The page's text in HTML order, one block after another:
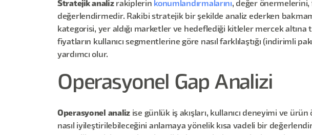
Stratejik analiz rakiplerin konumlandırmalarını, değer
değerlendirmedir. Rakibi stratejik bir şekilde analiz ederken
kategorisi, yer aldığı marketler ve hedeflediği kitleler mercek
fiyatların kullanıcı segmentlerine göre nasıl farklılaştığı (indirimli
yardımcı olur.
Operasyonel Gap Analizi
Operasyonel analizise günlük iş akışları, kullanıcı deneyimi ve
nasıl iyileştirilebileceğini anlamaya yönelik kısa vadeli bir